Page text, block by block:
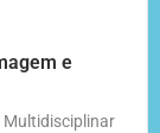
e
Multidisciplinar